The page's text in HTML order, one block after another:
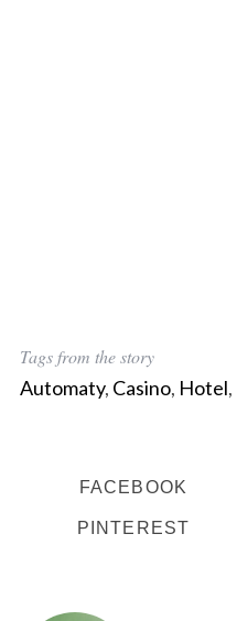
Tags from the story
Automaty, Casino, Hotel,
FACEBOOK
PINTEREST